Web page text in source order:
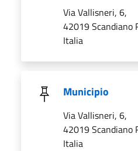
Via Vallisneri, 6,
42019 Scandiano
Italia
Municipio
Via Vallisneri, 6,
42019 Scandiano
Italia